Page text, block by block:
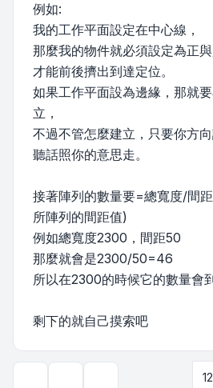
例如:
我的工作平面設定在中心線，
那麼我的物件就必須設定為正與
才能前後擠出到達定位。
如果工作平面設為邊緣，那就
立，
不過不管怎麼建立，只要你方
聽話照你的意思走。
接著陣列的數量要=總寬度/間
所陣列的間距值)
例如總寬度2300，間距50
那麼就會是2300/50=46
所以在2300的時候它的數量會
剩下的就自己摸索吧